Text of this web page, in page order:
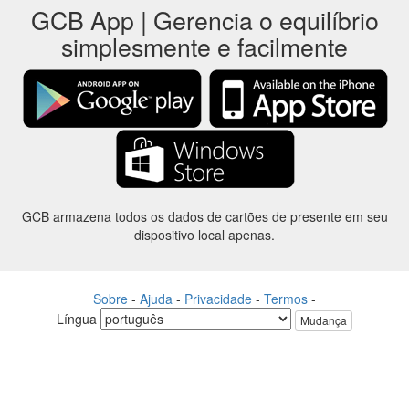
GCB App | Gerencia o equilíbrio
simplesmente e facilmente
GCB armazena todos os dados de cartões de presente em seu
dispositivo local apenas.
Sobre - Ajuda - Privacidade - Termos -
Língua
Mudança